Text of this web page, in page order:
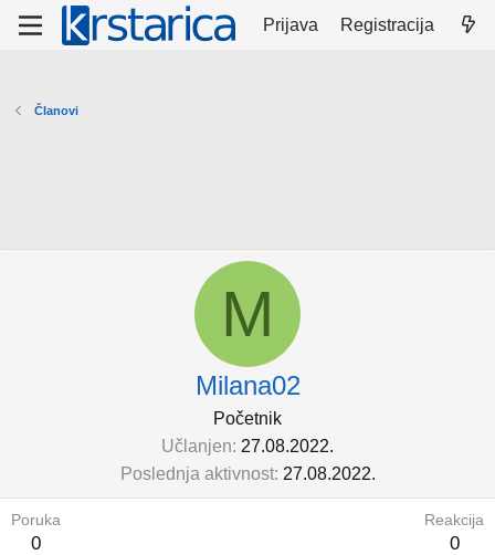
Prijava Registracija
Članovi
M
Milana02
Početnik
Učlanjen 27.08.2022.
Poslednja aktivnost 27.08.2022.
Poruka
0
Reakcija
0